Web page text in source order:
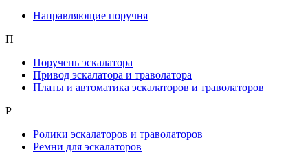
Направляющие поручня
П
Поручень эскалатора
Привод эскалатора и траволатора
Платы и автоматика эскалаторов и траволаторов
Р
Ролики эскалаторов и траволаторов
Ремни для эскалаторов